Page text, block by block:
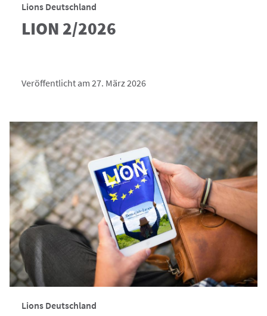
Lions Deutschland
LION 2/2026
Veröffentlicht am 27. März 2026
Lions Deutschland